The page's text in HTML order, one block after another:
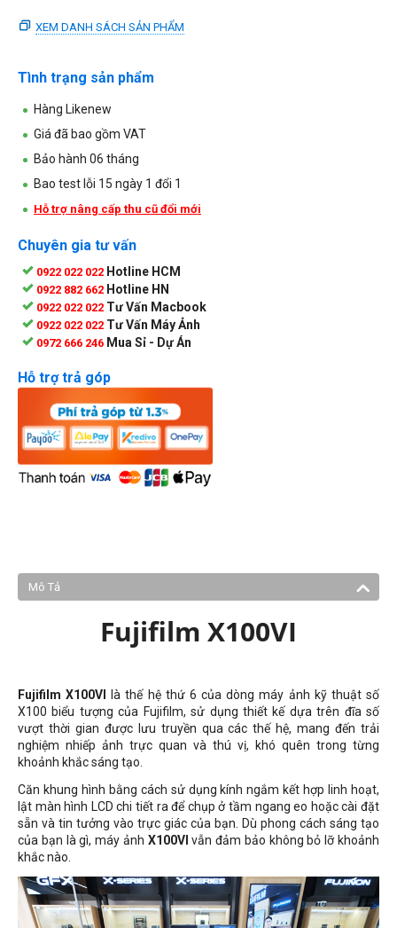
XEM DANH SÁCH SẢN PHẨM
Tình trạng sản phẩm
Hàng Likenew
Giá đã bao gồm VAT
Bảo hành 06 tháng
Bao test lỗi 15 ngày 1 đổi 1
Hỗ trợ nâng cấp thu cũ đổi mới
Chuyên gia tư vấn
0922 022 022 Hotline HCM
0922 882 662 Hotline HN
0922 022 022 Tư Vấn Macbook
0922 022 022 Tư Vấn Máy Ảnh
0972 666 246 Mua Sỉ - Dự Án
Hỗ trợ trả góp
Mô Tả
Fujifilm X100VI
Fujifilm X100VI
là thế hệ thứ 6 của dòng máy ảnh kỹ thuật số
X100 biểu tượng của Fujifilm, sử dụng thiết kế dựa trên đĩa số
vượt thời gian được lưu truyền qua các thế hệ, mang đến trải
nghiệm nhiếp ảnh trực quan và thú vị, khó quên trong từng
khoảnh khắc sáng tạo.
Căn khung hình bằng cách sử dụng kính ngắm kết hợp linh hoạt,
lật màn hình LCD chi tiết ra để chụp ở tầm ngang eo hoặc cài đặt
sẵn và tin tưởng vào trực giác của bạn. Dù phong cách sáng tạo
của bạn là gì, máy ảnh X100VI vẫn đảm bảo không bỏ lỡ khoảnh
khắc nào.